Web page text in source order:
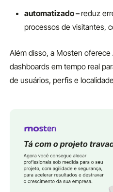
automatizado –reduz
processos de visitantes,
Além disso, a Mosten oferece
dashboards em tempo real
de usuários, perfis e